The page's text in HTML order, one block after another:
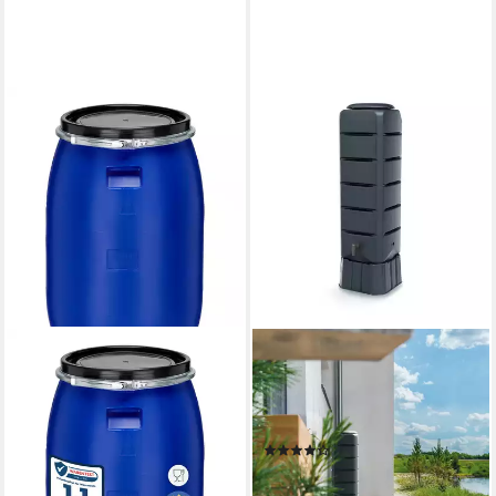
KREHER
Regentonne 'Tenso' in
Anthrazit 120 Liter Volumen
mit Standfuß und Hahn, 120 l
(5)
82,95 €
lieferbar - in 3-4 Werktagen bei dir